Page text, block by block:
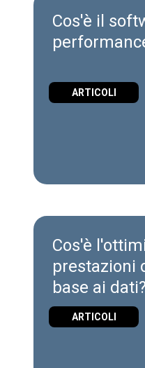
Cos'è il
ARTICOLI
Cos'è
prestazioni
base ai dati?
ARTICOLI